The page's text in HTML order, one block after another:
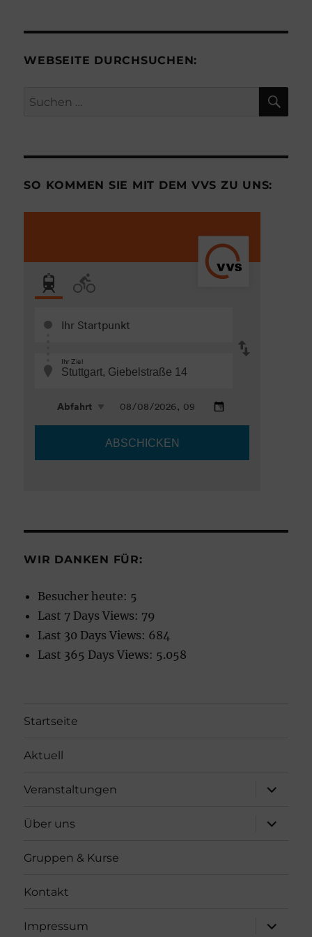
WEBSEITE DURCHSUCHEN:
Suchen
SO KOMMEN SIE MIT DEM VVS ZU UNS:
WIR DANKEN FÜR:
Besucher heute: 5
Last 7 Days Views: 79
Last 30 Days Views: 684
Last 365 Days Views: 5.058
Startseite
Aktuell
Veranstaltungen
öffnen
Über uns
öffnen
Gruppen & Kurse
Kontakt
Impressum
öffnen